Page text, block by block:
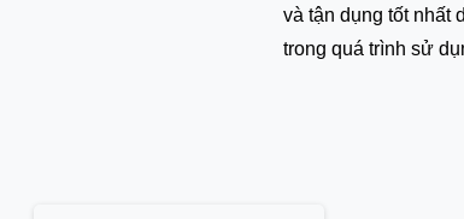
và tận dụng tốt nhất
trong quá trình sử